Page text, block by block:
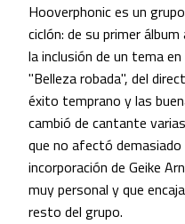
Hooverphonic es un
ciclón: de su primer
la inclusión de un tema
"Belleza robada", del
éxito temprano y las
cambió de cantante
que no afectó
incorporación de Geike
muy personal y que
resto del grupo.